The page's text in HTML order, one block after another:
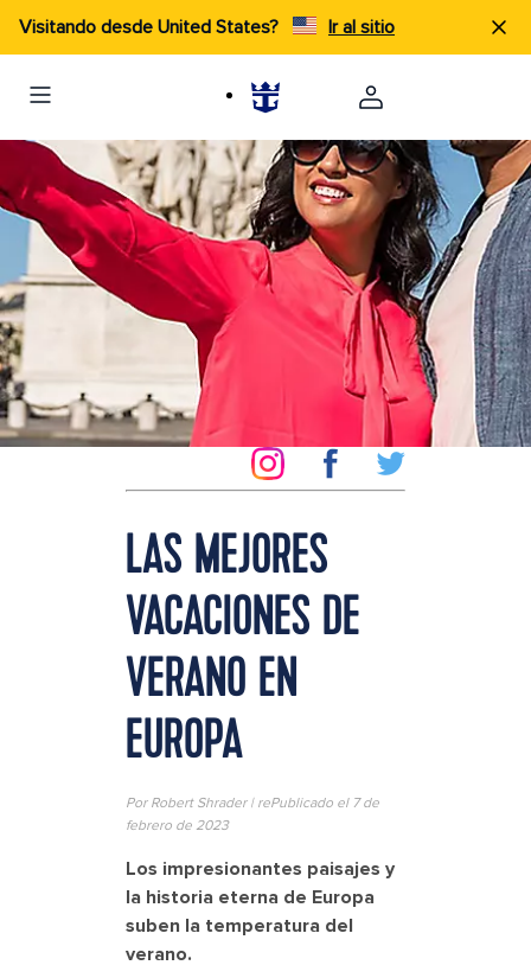
Visitando desde United States? Ir al sitio
LAS MEJORES
VACACIONES DE
VERANO EN
EUROPA
Por Robert Shrader | rePublicado el 7 de
febrero de 2023
Los impresionantes paisajes y
la historia eterna de Europa
suben la temperatura del
verano.